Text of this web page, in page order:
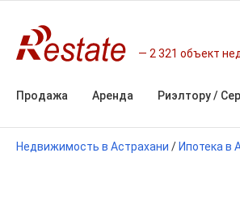
2 321 объект
Продажа Аренда Риэлтору /
Недвижимость в Астрахани / Ипотека в